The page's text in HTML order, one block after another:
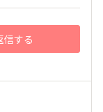
信する